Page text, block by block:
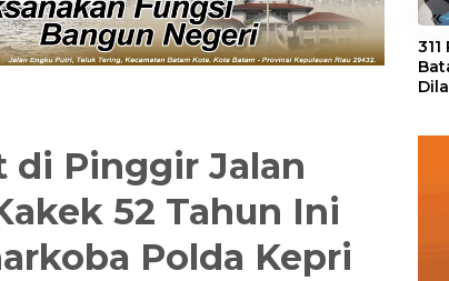
di Pinggir Jalan
52 Tahun Ini
Polda Kepri
«